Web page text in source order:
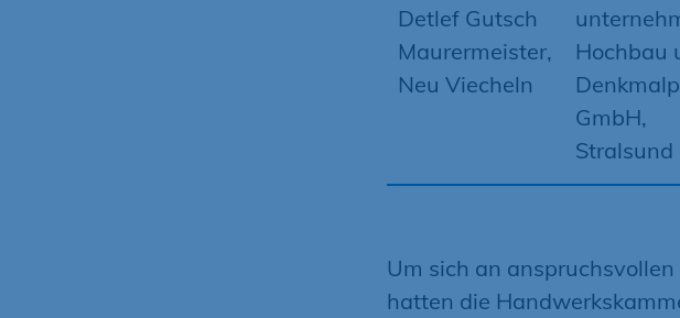
Detlef Gutsch
Maurermeister,
Neu Viecheln
Hochbau
GmbH,
Stralsund
Um sich an
hatten die